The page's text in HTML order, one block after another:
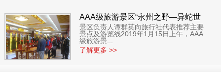
AAA级旅游景区“永州之野—异蛇世
界”邀国内百家旅行社来景区参观
景区负责人谭群英向旅行社代表推荐主要
景点及游览线2019年1月15日上午，AAA
级旅游景...
了解更多 >>